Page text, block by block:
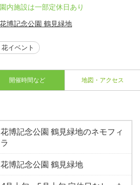
内施設は一部定休日あり
花博記念公園 鶴見緑地
花イベント
開催時間など 地図・アクセス
花博記念公園 鶴見緑地のネモフィ
ラ
花博記念公園 鶴見緑地